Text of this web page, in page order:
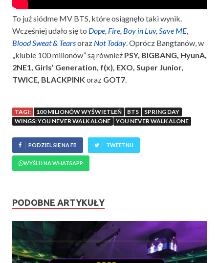
To już siódme MV BTS, które osiągnęło taki wynik.
Wcześniej udało się to Dope, Fire, Boy in Luv, Save ME,
Blood Sweat & Tearsoraz Not Today. Oprócz Bangtanów, w
„klubie 100 milionów” są również PSY, BIGBANG, HyunA,
2NE1, Girls’ Generation, f(x), EXO, Super Junior,
TWICE, BLACKPINK oraz GOT7.
TAGI: 100 MILIONÓW WYŚWIETLEŃ BTS
SPRING DAY
WINGS: YOU NEVER WALK ALONE
YOU NEVER WALK ALONE
PODZIEL SIĘ NA FB TWEETNIJ
WYŚLIJ NA WHATSAPP
PODOBNE ARTYKUŁY